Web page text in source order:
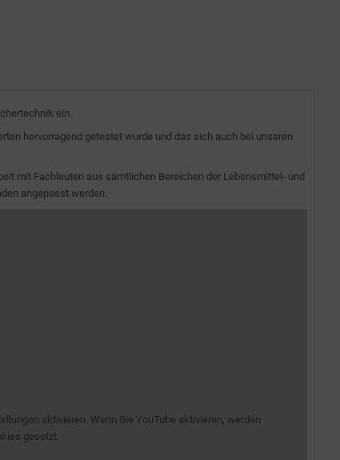
ein.
hervorragend getestet wurde und das sich auch bei unseren
mit Fachleuten aus sämtlichen Bereichen der Lebensmittel- und
angepasst werden.
aktivieren. Wenn Sie YouTube aktivieren, werden
gesetzt.